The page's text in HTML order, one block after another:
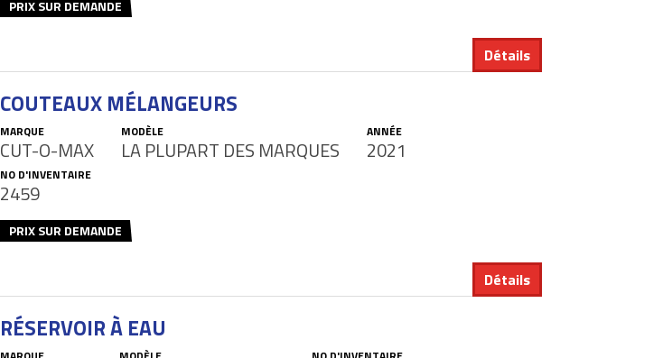
Détails
PRIX SUR DEMANDE
Détails
COUTEAUX MÉLANGEURS
MARQUE
CUT-O-MAX
MODÈLE
LA PLUPART DES MARQUES
ANNÉE
2021
NO D'INVENTAIRE
2459
PRIX SUR DEMANDE
RÉSERVOIR À EAU